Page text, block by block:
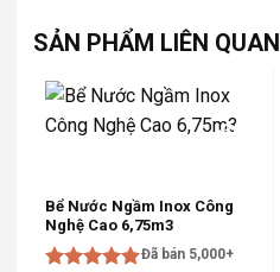
SẢN PHẨM LIÊN QUAN
-30%
Bể Nước Ngầm Inox Công
Nghệ Cao 6,75m3
Đã bán 5,000+